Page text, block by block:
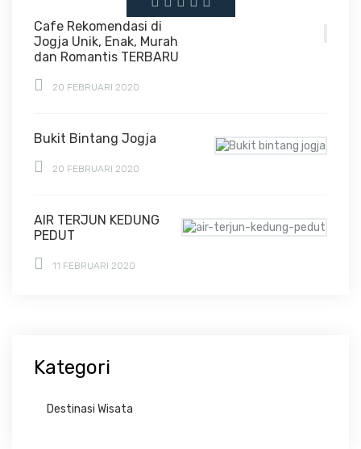
Cafe Rekomendasi di
Jogja Unik, Enak, Murah
dan Romantis TERBARU
20 FEBRUARI 2020
Bukit Bintang Jogja
20 FEBRUARI 2020
AIR TERJUN KEDUNG
PEDUT
11 FEBRUARI 2020
Kategori
Destinasi Wisata